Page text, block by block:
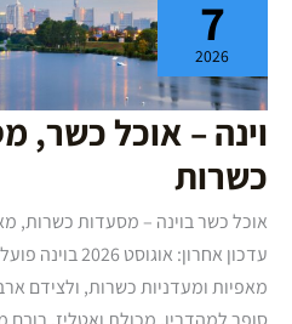
7
2026
וינה – אוכל כשר,
כשרות
אוכל כשר בוינה – מסעדות כשרות,
מאפיות ומעדניות כשרות, ולצידם
אוכל
כשר,
מסעדות
וחנויות
כשרות